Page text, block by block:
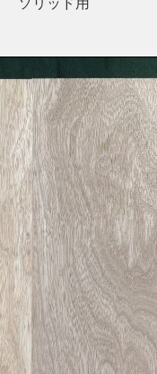
ソリッド用